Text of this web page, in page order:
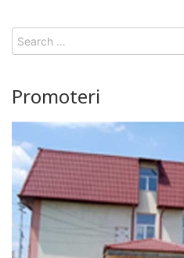
Search
for:
Promoteri